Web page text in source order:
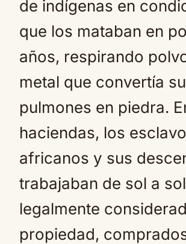
de indígenas en
que los mataban en
años, respirando
metal que convertía
pulmones en piedra.
haciendas, los
africanos y sus
trabajaban de sol a
legalmente
propiedad,